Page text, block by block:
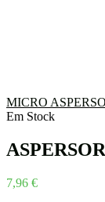
MICRO
Em Stock
7,96 €